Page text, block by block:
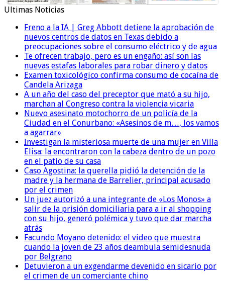
Ultimas Noticias
Freno a la IA | Greg Abbott detiene la aprobación de
nuevos centros de datos en Texas debido a
preocupaciones sobre el consumo eléctrico y de agua
Te ofrecen trabajo, pero es un engaño: así son las
nuevas estafas laborales para robar dinero y datos
Examen toxicológico confirma consumo de cocaína de
Candela Arizaga
A un año del caso del preceptor que mató a su hijo,
marchan al Congreso contra la violencia vicaria
Nuevo asesinato motochorro de un policía de la
Ciudad en el Conurbano: «Asesinos de m…, los vamos
a agarrar»
Investigan la misteriosa muerte de una mujer en Villa
Elisa: la encontraron con la cabeza dentro de un pozo
en el patio de su casa
Caso Agostina: la querella pidió la detención de la
madre y la hermana de Barrelier, principal acusado
por el crimen
Un juez autorizó a una integrante de «Los Monos» a
salir de la prisión domiciliaria para a ir al shopping
con su hijo, generó polémica y tuvo que dar marcha
atrás
Facundo Moyano detenido: el video que muestra
cuando la joven de 23 años deambula semidesnuda
por Belgrano
Detuvieron a un exgendarme devenido en sicario por
el crimen de un comerciante chino